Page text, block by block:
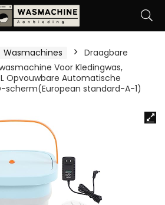
Wasmachines
Draagbare
Voor Kledingwas,
Opvouwbare Automatische
scherm(European standard-A-1)